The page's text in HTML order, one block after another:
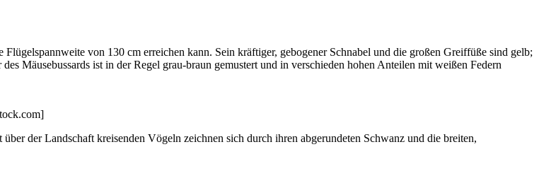
von 130 cm erreichen kann. Sein kräftiger, gebogener Schnabel und die großen Greiffüße sind gelb;
Mäusebussards ist in der Regel grau-braun gemustert und in verschieden hohen Anteilen mit weißen Federn
der Landschaft kreisenden Vögeln zeichnen sich durch ihren abgerundeten Schwanz und die breiten,